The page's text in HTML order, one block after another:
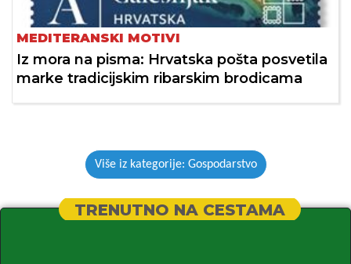
MEDITERANSKI MOTIVI
Iz mora na pisma: Hrvatska pošta posvetila
marke tradicijskim ribarskim brodicama
Više iz kategorije: Gospodarstvo
TRENUTNO NA CESTAMA